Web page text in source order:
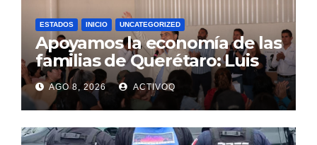
ESTADOS INICIO UNCATEGORIZED
Apoyamos la economía de las
familias de Querétaro: Luis
Nava
AGO 8, 2026 ACTIVOQ